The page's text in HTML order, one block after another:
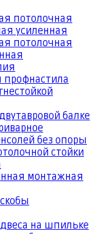
потолочная
усиленная
потолочная
профнастила
балке
без опоры
стойки
монтажная
на шпильке